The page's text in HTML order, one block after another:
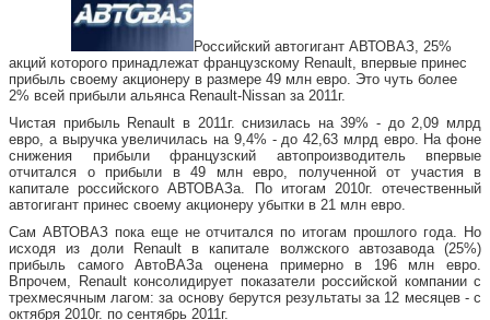
Российский автогигант АВТОВАЗ, 25%
акций которого принадлежат французскому Renault, впервые принес
прибыль своему акционеру в размере 49 млн евро. Это чуть более
2% всей прибыли альянса Renault-Nissan за 2011г.
Чистая прибыль Renault в 2011г. снизилась на 39% - до 2,09 млрд
евро, а выручка увеличилась на 9,4% - до 42,63 млрд евро. На фоне
снижения прибыли французский автопроизводитель впервые
отчитался о прибыли в 49 млн евро, полученной от участия в
капитале российского АВТОВАЗа. По итогам 2010г. отечественный
автогигант принес своему акционеру убытки в 21 млн евро.
Сам АВТОВАЗ пока еще не отчитался по итогам прошлого года. Но
исходя из доли Renault в капитале волжского автозавода (25%)
прибыль самого АвтоВАЗа оценена примерно в 196 млн евро.
Впрочем, Renault консолидирует показатели российской компании с
трехмесячным лагом: за основу берутся результаты за 12 месяцев - с
октября 2010г. по сентябрь 2011г.